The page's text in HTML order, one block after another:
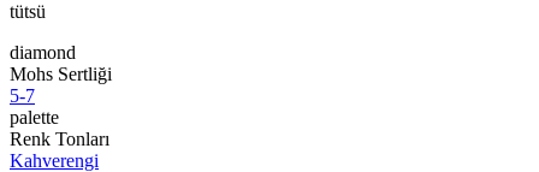
tütsü
diamond
Mohs Sertliği
5-7
palette
Renk Tonları
Kahverengi